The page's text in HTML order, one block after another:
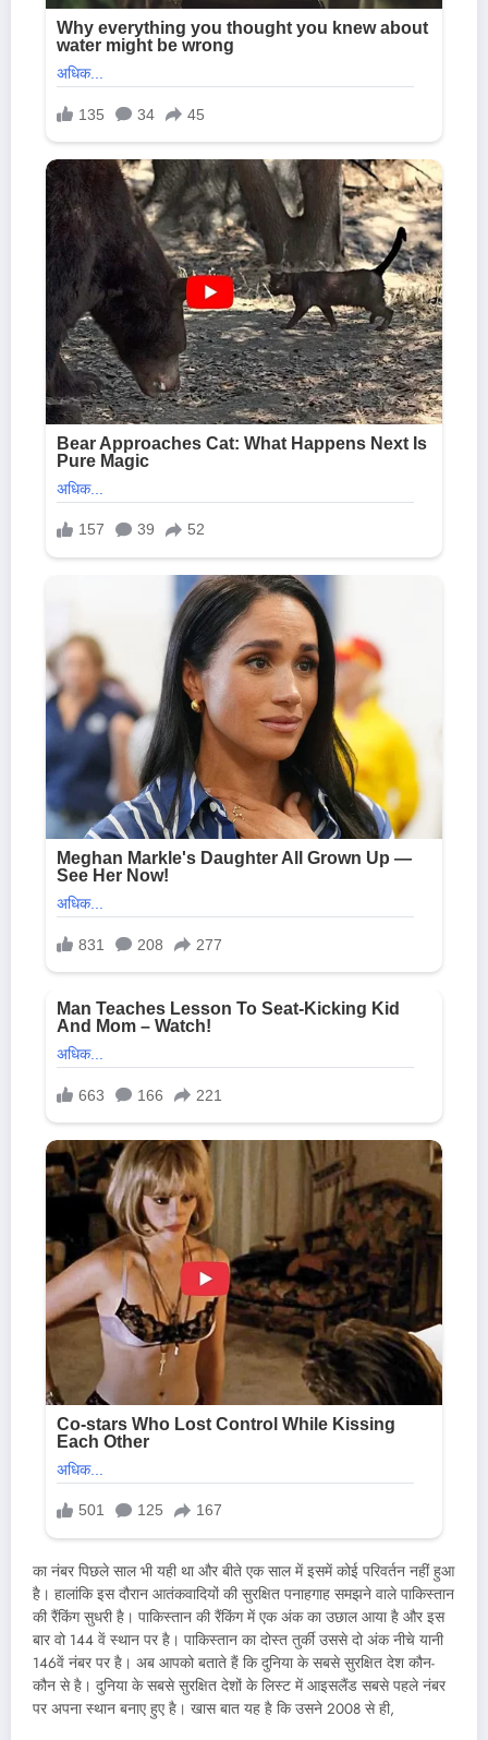
का नंबर पिछले साल भी यही था और बीते एक साल में इसमें कोई परिवर्तन नहीं हुआ
है। हालांकि इस दौरान आतंकवादियों की सुरक्षित पनाहगाह समझने वाले पाकिस्तान
की रैंकिंग सुधरी है। पाकिस्तान की रैंकिंग में एक अंक का उछाल आया है और इस
बार वो 144 वें स्थान पर है। पाकिस्तान का दोस्त तुर्की उससे दो अंक नीचे यानी
146वें नंबर पर है। अब आपको बताते हैं कि दुनिया के सबसे सुरक्षित देश कौन-
कौन से है। दुनिया के सबसे सुरक्षित देशों के लिस्ट में आइसलैंड सबसे पहले नंबर
पर अपना स्थान बनाए हुए है। खास बात यह है कि उसने 2008 से ही,